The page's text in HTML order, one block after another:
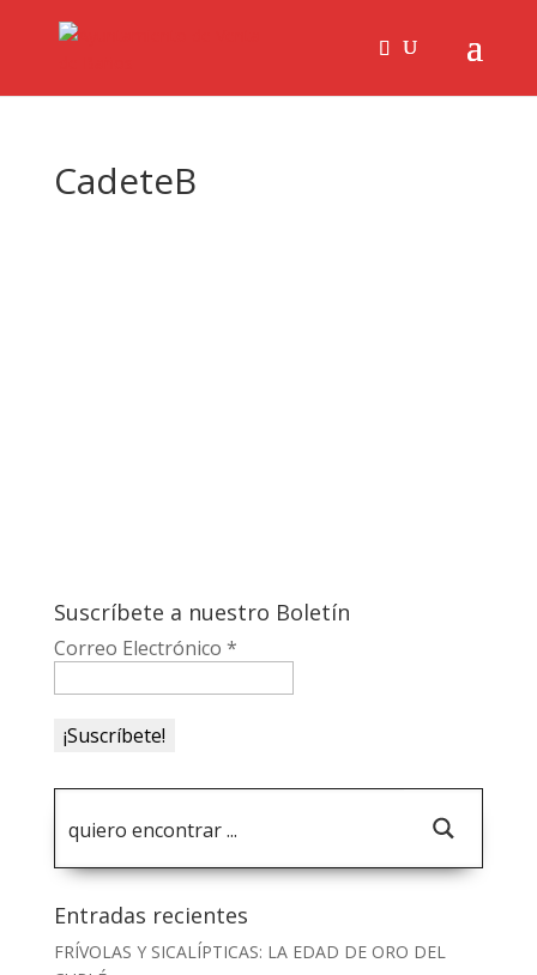
CadeteB
Suscríbete a nuestro Boletín
Correo Electrónico *
Entradas recientes
FRÍVOLAS Y SICALÍPTICAS: LA EDAD DE ORO DEL